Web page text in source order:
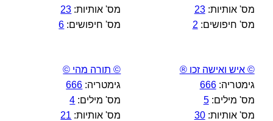
מס' אותיות:23
מס' חיפושים: 2
מס' אותיות: 23
מס' חיפושים: 6
© איש ואישה זכו ®
גימטריה:666
מס' מילים:5
מס' אותיות:30
© תורה מהי ©
גימטריה: 666
מס' מילים: 4
מס' אותיות: 21